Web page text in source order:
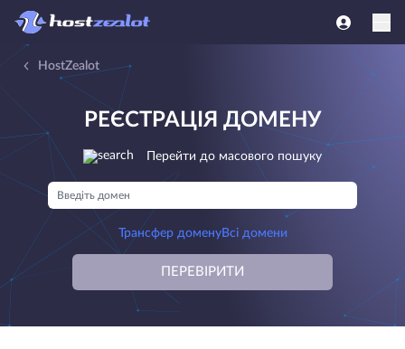
HostZealot
РЕЄСТРАЦІЯ ДОМЕНУ
Перейти до масового пошуку
Трансфер доменуВсі домени
ПЕРЕВІРИТИ